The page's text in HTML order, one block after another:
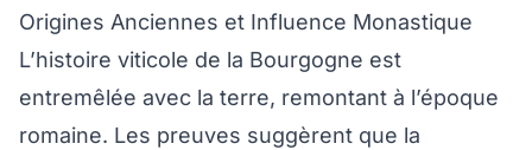
Origines Anciennes et Influence Monastique
L’histoire viticole de la Bourgogne est
entremêlée avec la terre, remontant à l’époque
romaine. Les preuves suggèrent que la